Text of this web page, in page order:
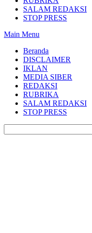
SALAM REDAKSI
STOP PRESS
Main Menu
Beranda
DISCLAIMER
IKLAN
MEDIA SIBER
REDAKSI
RUBRIKA
SALAM REDAKSI
STOP PRESS